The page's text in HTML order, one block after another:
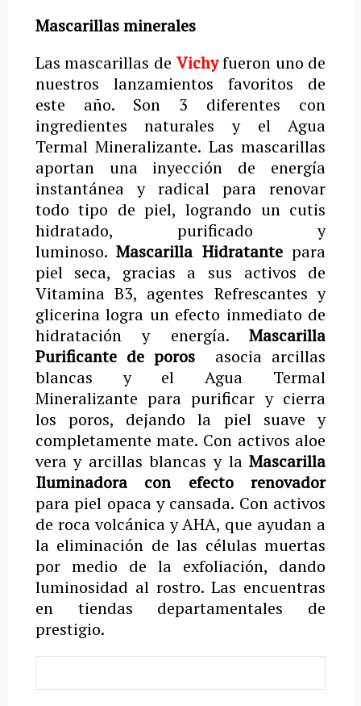
Mascarillas minerales
Las mascarillas de Vichyfueron uno de
nuestros lanzamientos favoritos de
este año. Son 3 diferentes con
ingredientes naturales y el Agua
Termal Mineralizante. Las mascarillas
aportan una inyección de energía
instantánea y radical para renovar
todo tipo de piel, logrando un cutis
hidratado, purificado y
luminoso.Mascarilla Hidratantepara
piel seca, gracias a sus activos de
Vitamina B3, agentes Refrescantes y
glicerina logra un efecto inmediato de
hidratación y energía.Mascarilla
Purificante de poros
asocia arcillas
blancas y el Agua Termal
Mineralizante para purificar y cierra
los poros, dejando la piel suave y
completamente mate. Con activos aloe
vera y arcillas blancas y laMascarilla
Iluminadora con efecto renovador
para piel opaca y cansada. Con activos
de roca volcánica y AHA, que ayudan a
la eliminación de las células muertas
por medio de la exfoliación, dando
luminosidad al rostro. Las encuentras
en tiendas departamentales de
prestigio.